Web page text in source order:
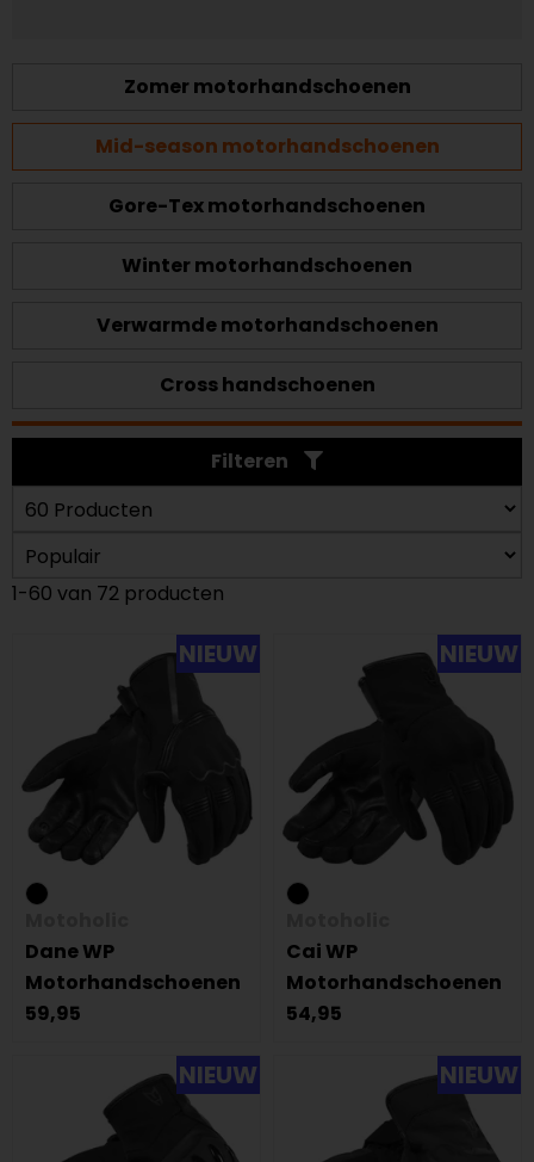
Zomer motorhandschoenen
Mid-season motorhandschoenen
Gore-Tex motorhandschoenen
Winter motorhandschoenen
Verwarmde motorhandschoenen
Cross handschoenen
Filteren
1-60 van 72 producten
NIEUW
Dane WP
Motorhandschoenen
59,95
NIEUW
Cai WP
Motorhandschoenen
54,95
NIEUW NIEUW